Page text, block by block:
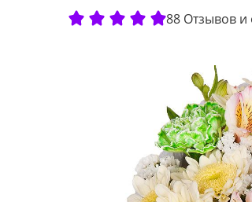
88 Отзывов и